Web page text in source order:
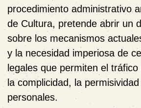
procedimiento administrativo
de Cultura, pretende abrir un
sobre los mecanismos
y la necesidad imperiosa de
legales que permiten el
la complicidad, la
personales.